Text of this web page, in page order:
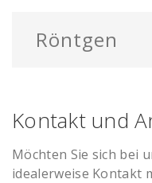
Röntgen
Kontakt und
Möchten Sie sich bei
idealerweise Kontakt